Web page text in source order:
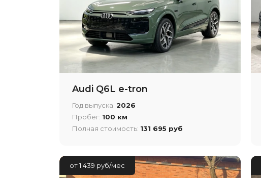
Audi Q6L e-tron
Год выпуска: 2026
Пробег: 100 км
Полная стоимость: 131 695 руб
от 1 439 руб/мес